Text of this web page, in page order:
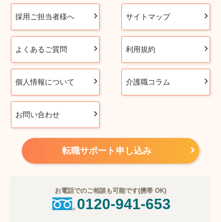
採用ご担当者様へ サイトマップ
よくあるご質問 利用規約
個人情報について 介護職コラム
お問い合わせ
転職サポート申し込み
お電話でのご相談も可能です(携帯 OK)
0120-941-653